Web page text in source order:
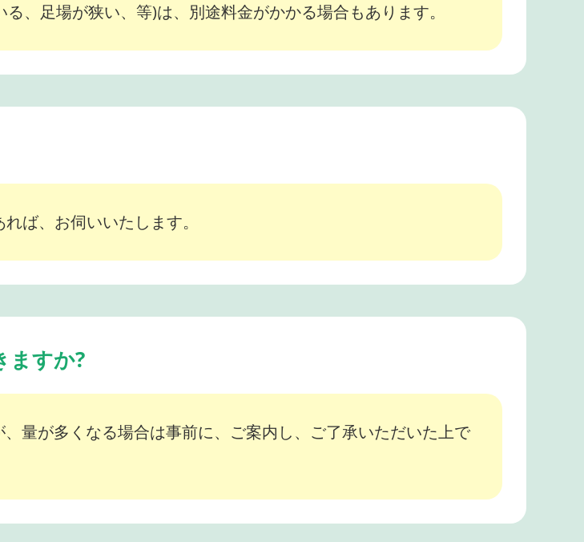
、足場が狭い、等)は、別途料金がかかる場合もあります。
ば、お伺いいたします。
ますか?
量が多くなる場合は事前に、ご案内し、ご了承いただいた上で